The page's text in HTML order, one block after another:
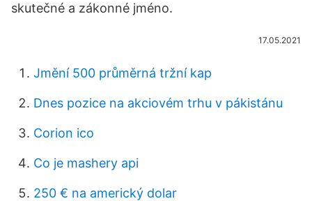
skutečné a zákonné jméno.
17.05.2021
Jmění 500 průměrná tržní kap
Dnes pozice na akciovém trhu v pákistánu
Corion ico
Co je mashery api
250 € na americký dolar